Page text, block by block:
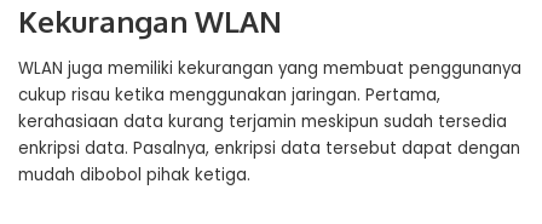
Kekurangan WLAN
WLAN juga memiliki kekurangan yang membuat penggunanya
cukup risau ketika menggunakan jaringan. Pertama,
kerahasiaan data kurang terjamin meskipun sudah tersedia
enkripsi data. Pasalnya, enkripsi data tersebut dapat dengan
mudah dibobol pihak ketiga.